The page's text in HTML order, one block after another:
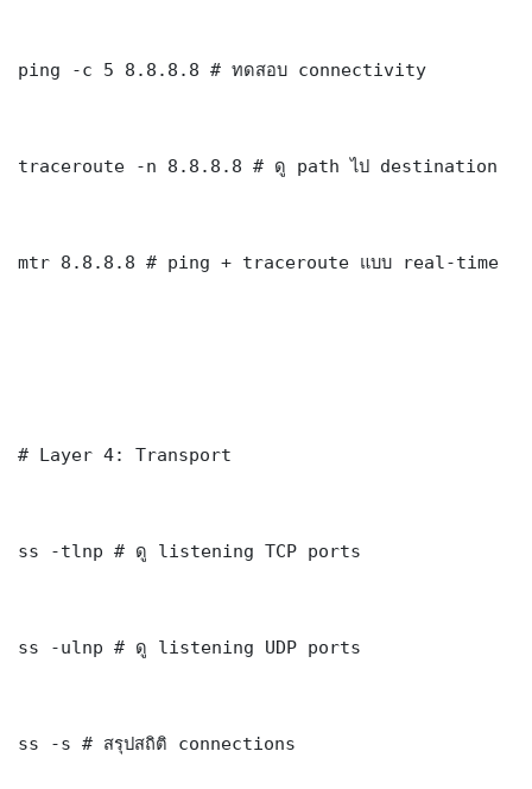
ping -c 5 8.8.8.8 # ทดสอบ connectivity
traceroute -n 8.8.8.8 # ดู path ไป destination
mtr 8.8.8.8 # ping + traceroute แบบ real-time
# Layer 4: Transport
ss -tlnp # ดู listening TCP ports
ss -ulnp # ดู listening UDP ports
ss -s # สรุปสถิติ connections